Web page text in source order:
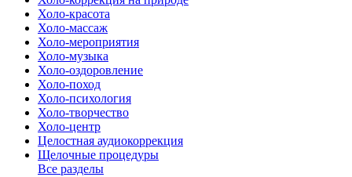
Холо-красота
Холо-массаж
Холо-мероприятия
Холо-музыка
Холо-оздоровление
Холо-поход
Холо-психология
Холо-творчество
Холо-центр
Целостная аудиокоррекция
Щелочные процедуры
Все разделы